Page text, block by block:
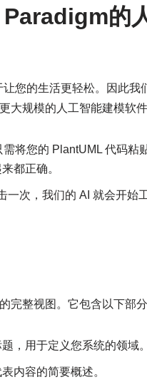
的
您的生活更轻松。因此
大规模的人工智能建模软
需将您的 PlantUML 代码粘
都正确。
一次，我们的 AI 就会开始
完整视图。它包含以下部分
，用于定义您系统的领域。
内容的简要概述。